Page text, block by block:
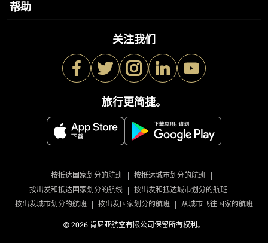
帮助
keyboard_arrow_down
关注我们
旅行更简捷。
按抵达国家划分的航班 | 按抵达城市划分的航班
|
按出发和抵达国家划分的航线
| 按出发和抵达城市划分的航班
|
按出发城市划分的航班
| 按出发国家划分的航班 | 从城市飞往国家的航班
© 2026 肯尼亚航空有限公司保留所有权利。